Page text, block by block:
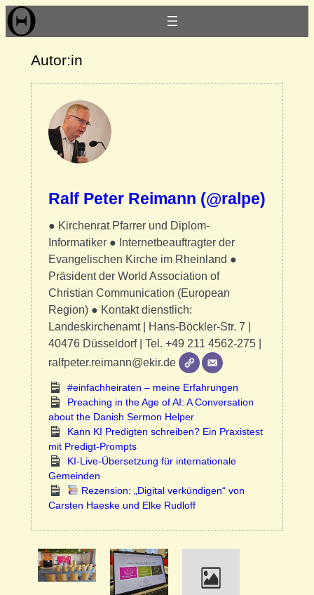
Autor:in
Ralf Peter Reimann (@ralpe)
● Kirchenrat Pfarrer und Diplom-
Informatiker ● Internetbeauftragter der
Evangelischen Kirche im Rheinland ●
Präsident der World Association of
Christian Communication (European
Region) ● Kontakt dienstlich:
Landeskirchenamt | Hans-Böckler-Str. 7 |
40476 Düsseldorf | Tel. +49 211 4562-275 |
ralfpeter.reimann@ekir.de
#einfachheiraten – meine Erfahrungen
Preaching in the Age of AI: A Conversation
about the Danish Sermon Helper
Kann KI Predigten schreiben? Ein Praxistest
mit Predigt-Prompts
KI-Live-Übersetzung für internationale
Gemeinden
Rezension: „Digital verkündigen“ von
Carsten Haeske und Elke Rudloff